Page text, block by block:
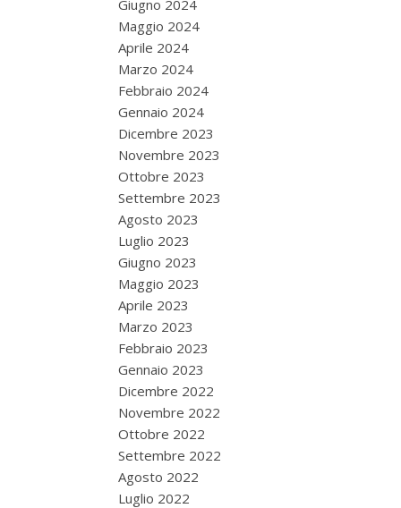
Giugno 2024
Maggio 2024
Aprile 2024
Marzo 2024
Febbraio 2024
Gennaio 2024
Dicembre 2023
Novembre 2023
Ottobre 2023
Settembre 2023
Agosto 2023
Luglio 2023
Giugno 2023
Maggio 2023
Aprile 2023
Marzo 2023
Febbraio 2023
Gennaio 2023
Dicembre 2022
Novembre 2022
Ottobre 2022
Settembre 2022
Agosto 2022
Luglio 2022